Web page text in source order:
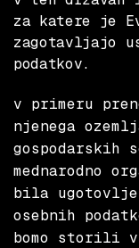
za katere je
zagotavljajo
podatkov.
v primeru
njenega
mednarodno
bila
osebnih
bomo storili